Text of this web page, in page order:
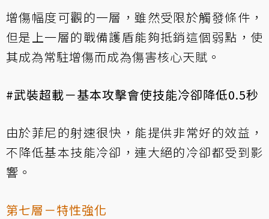
增傷幅度可觀的一層，雖然受限於觸發條件，
但是上一層的戰備護盾能夠抵銷這個弱點，使
其成為常駐增傷而成為傷害核心天賦。
#武裝超載－基本攻擊會使技能冷卻降低0.5秒
由於菲尼的射速很快，能提供非常好的效益，
不降低基本技能冷卻，連大絕的冷卻都受到影
響。
第七層－特性強化